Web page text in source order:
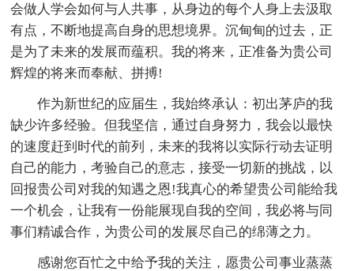
会做人学会如何与人共事，从身边的每个人身上去汲取
有点，不断地提高自身的思想境界。沉甸甸的过去，正
是为了未来的发展而蕴积。我的将来，正准备为贵公司
辉煌的将来而奉献、拼搏!
作为新世纪的应届生，我始终承认：初出茅庐的我
缺少许多经验。但我坚信，通过自身努力，我会以最快
的速度赶到时代的前列，未来的我将以实际行动去证明
自己的能力，考验自己的意志，接受一切新的挑战，以
回报贵公司对我的知遇之恩!我真心的希望贵公司能给我
一个机会，让我有一份能展现自我的空间，我必将与同
事们精诚合作，为贵公司的发展尽自己的绵薄之力。
感谢您百忙之中给予我的关注，愿贵公司事业蒸蒸